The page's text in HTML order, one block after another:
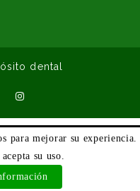
para mejorar su experiencia.
su uso.
dental